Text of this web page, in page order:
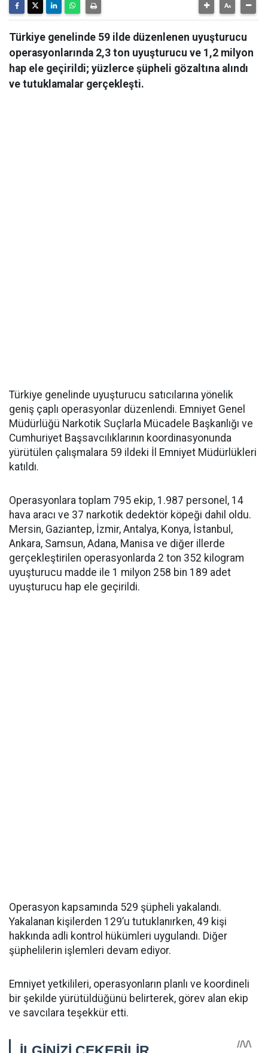
Türkiye genelinde 59 ilde düzenlenen uyuşturucu
operasyonlarında 2,3 ton uyuşturucu ve 1,2 milyon
hap ele geçirildi; yüzlerce şüpheli gözaltına alındı
ve tutuklamalar gerçekleşti.
Türkiye genelinde uyuşturucu satıcılarına yönelik
geniş çaplı operasyonlar düzenlendi. Emniyet Genel
Müdürlüğü Narkotik Suçlarla Mücadele Başkanlığı ve
Cumhuriyet Başsavcılıklarının koordinasyonunda
yürütülen çalışmalara 59 ildeki İl Emniyet Müdürlükleri
katıldı.
Operasyonlara toplam 795 ekip, 1.987 personel, 14
hava aracı ve 37 narkotik dedektör köpeği dahil oldu.
Mersin, Gaziantep, İzmir, Antalya, Konya, İstanbul,
Ankara, Samsun, Adana, Manisa ve diğer illerde
gerçekleştirilen operasyonlarda 2 ton 352 kilogram
uyuşturucu madde ile 1 milyon 258 bin 189 adet
uyuşturucu hap ele geçirildi.
Operasyon kapsamında 529 şüpheli yakalandı.
Yakalanan kişilerden 129’u tutuklanırken, 49 kişi
hakkında adli kontrol hükümleri uygulandı. Diğer
şüphelilerin işlemleri devam ediyor.
Emniyet yetkilileri, operasyonların planlı ve koordineli
bir şekilde yürütüldüğünü belirterek, görev alan ekip
ve savcılara teşekkür etti.